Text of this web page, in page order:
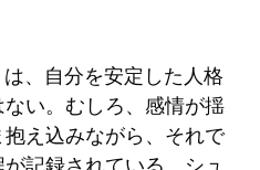
、自分を安定した人格
い。むしろ、感情が揺
え込みながら、それで